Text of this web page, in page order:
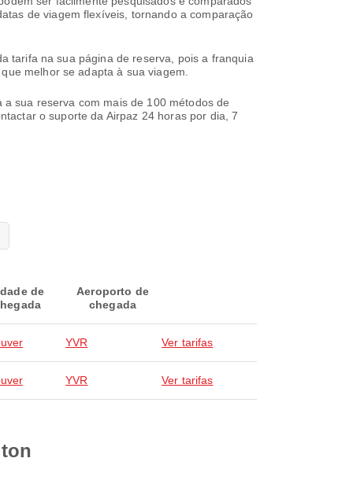
de viagem flexíveis, tornando a comparação
tarifa na sua página de reserva, pois a franquia
melhor se adapta à sua viagem.
sua reserva com mais de 100 métodos de
o suporte da Airpaz 24 horas por dia, 7
de
Aeroporto de
chegada
YVR Ver tarifas
YVR Ver tarifas